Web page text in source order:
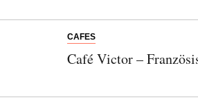
CAFES
Café Victor –